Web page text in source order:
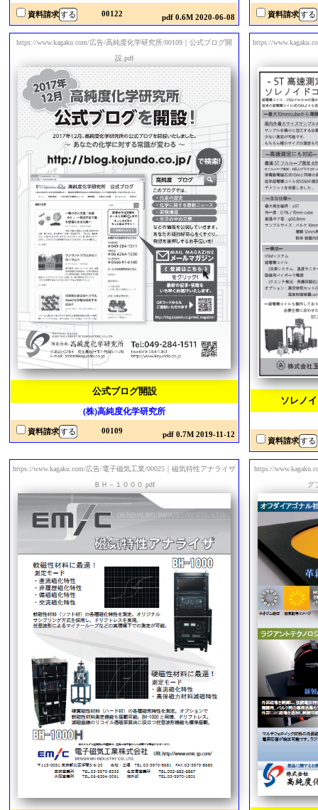
資料請求 00122 pdf 0.6M 2020-06-08 資料請求
https://www.kagaku.com/広告/高純度化学研究所/00109｜公式ブログ開
設.pdf
公式ブログ開設
(株)高純度化学研究所
資料請求 00109 pdf 0.7M 2019-11-12
https://
ソレノ
資料請求
https://www.kagaku.com/広告/電子磁気工業/00025｜磁気特性アナライザ
ＢＨ－１０００.pdf
https://
グ